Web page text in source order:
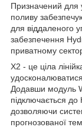
Призначений для
поливу
для віддаленого
забезпечення
приватному
X2 - це ціла
Додавши модуль
підключається
дозволяючи
прогнозованої